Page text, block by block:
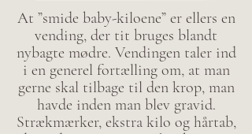
At ”smide baby-kiloene” er ellers en
vending, der tit bruges blandt
nybagte mødre. Vendingen taler ind
i en generel fortælling om, at man
gerne skal tilbage til den krop, man
havde inden man blev gravid.
Strækmærker, ekstra kilo og hårtab,